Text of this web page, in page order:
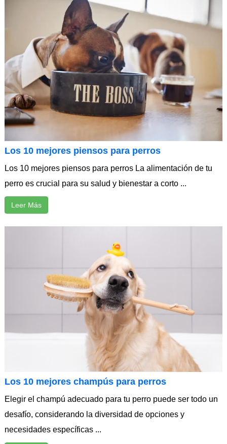
Los 10 mejores piensos para perros
Los 10 mejores piensos para perros La alimentación de tu
perro es crucial para su salud y bienestar a corto ...
Leer Más
Los 10 mejores champús para perros
Elegir el champú adecuado para tu perro puede ser todo un
desafío, considerando la diversidad de opciones y
necesidades específicas ...